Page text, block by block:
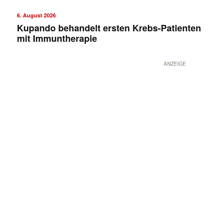
6. August 2026
Kupando behandelt ersten Krebs-Patienten
mit Immuntherapie
ANZEIGE